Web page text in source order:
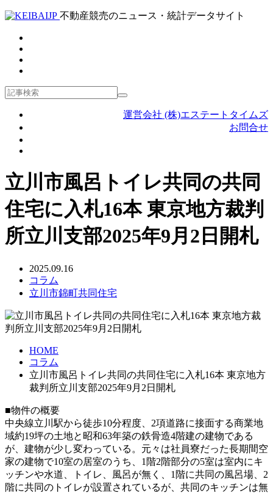
不動産競売のニュース・統計データサイト
運営会社 (株)エステートタイムズ
お問合せ
立川市風呂トイレ共同の共同
住宅に入札16本 東京地方裁判
所立川支部2025年9月2日開札
2025.09.16
コラム
立川市錦町共同住宅
HOME
コラム
立川市風呂トイレ共同の共同住宅に入札16本 東京地方
裁判所立川支部2025年9月2日開札
■物件の概要
中央線立川駅から徒歩10分程度、2項道路に接面する商業地
域約19坪の土地と昭和63年築の鉄骨造4階建の建物である
が、建物が少し変わっている。元々は社員寮だった長期間空
家の建物で10室の居室のうち、1階2階部分の5室は室内にキ
ッチンや水道、トイレ、風呂が無く、1階に共同の風呂場、2
階に共同のトイレが設置されているが、共同のキッチンは無